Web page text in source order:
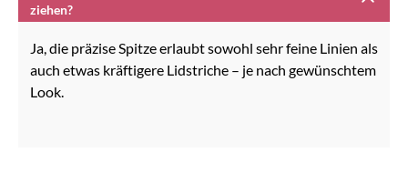
ziehen?
Ja, die präzise Spitze erlaubt sowohl sehr feine Linien als
auch etwas kräftigere Lidstriche – je nach gewünschtem
Look.